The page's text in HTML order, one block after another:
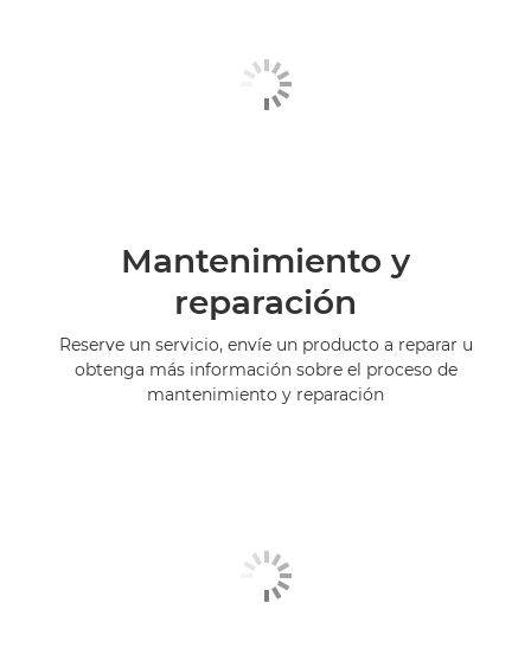
Mantenimiento y
reparación
Reserve un servicio, envíe un producto a reparar u
obtenga más información sobre el proceso de
mantenimiento y reparación